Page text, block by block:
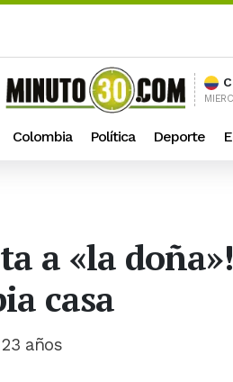
Colombia Política Deporte
a «la
casa
años